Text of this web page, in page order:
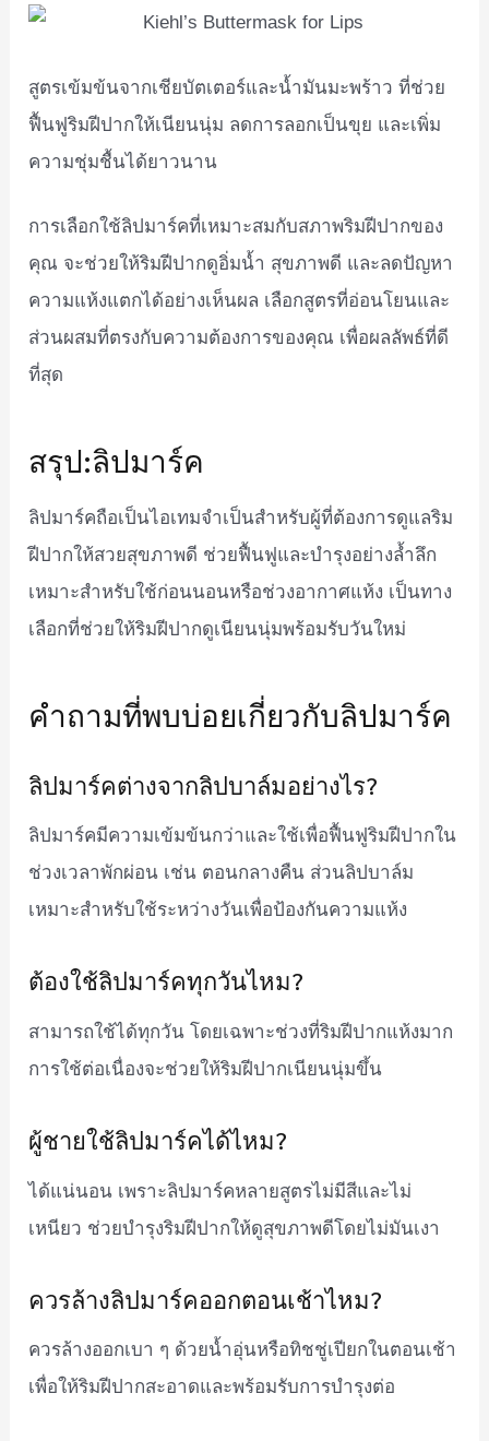
สูตรเข้มข้นจากเชียบัตเตอร์และน้ำมันมะพร้าว ที่ช่วย
ฟื้นฟูริมฝีปากให้เนียนนุ่ม ลดการลอกเป็นขุย และเพิ่ม
ความชุ่มชื้นได้ยาวนาน
การเลือกใช้ลิปมาร์คที่เหมาะสมกับสภาพริมฝีปากของ
คุณ จะช่วยให้ริมฝีปากดูอิ่มน้ำ สุขภาพดี และลดปัญหา
ความแห้งแตกได้อย่างเห็นผล เลือกสูตรที่อ่อนโยนและ
ส่วนผสมที่ตรงกับความต้องการของคุณ เพื่อผลลัพธ์ที่ดี
ที่สุด
สรุป:ลิปมาร์ค
ลิปมาร์คถือเป็นไอเทมจำเป็นสำหรับผู้ที่ต้องการดูแลริม
ฝีปากให้สวยสุขภาพดี ช่วยฟื้นฟูและบำรุงอย่างล้ำลึก
เหมาะสำหรับใช้ก่อนนอนหรือช่วงอากาศแห้ง เป็นทาง
เลือกที่ช่วยให้ริมฝีปากดูเนียนนุ่มพร้อมรับวันใหม่
คำถามที่พบบ่อยเกี่ยวกับลิปมาร์ค
ลิปมาร์คต่างจากลิปบาล์มอย่างไร?
ลิปมาร์คมีความเข้มข้นกว่าและใช้เพื่อฟื้นฟูริมฝีปากใน
ช่วงเวลาพักผ่อน เช่น ตอนกลางคืน ส่วนลิปบาล์ม
เหมาะสำหรับใช้ระหว่างวันเพื่อป้องกันความแห้ง
ต้องใช้ลิปมาร์คทุกวันไหม?
สามารถใช้ได้ทุกวัน โดยเฉพาะช่วงที่ริมฝีปากแห้งมาก
การใช้ต่อเนื่องจะช่วยให้ริมฝีปากเนียนนุ่มขึ้น
ผู้ชายใช้ลิปมาร์คได้ไหม?
ได้แน่นอน เพราะลิปมาร์คหลายสูตรไม่มีสีและไม่
เหนียว ช่วยบำรุงริมฝีปากให้ดูสุขภาพดีโดยไม่มันเงา
ควรล้างลิปมาร์คออกตอนเช้าไหม?
ควรล้างออกเบา ๆ ด้วยน้ำอุ่นหรือทิชชู่เปียกในตอนเช้า
เพื่อให้ริมฝีปากสะอาดและพร้อมรับการบำรุงต่อ